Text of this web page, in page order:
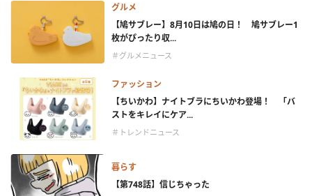
グルメ
【鳩サブレー】8月10日は鳩の日！ 鳩サブレー1
枚がぴったり収...
＃グルメニュース
ファッション
【ちいかわ】ナイトブラにちいかわ登場！ 「バ
ストをキレイにケア...
＃トレンドニュース
暮らす
【第748話】信じちゃった